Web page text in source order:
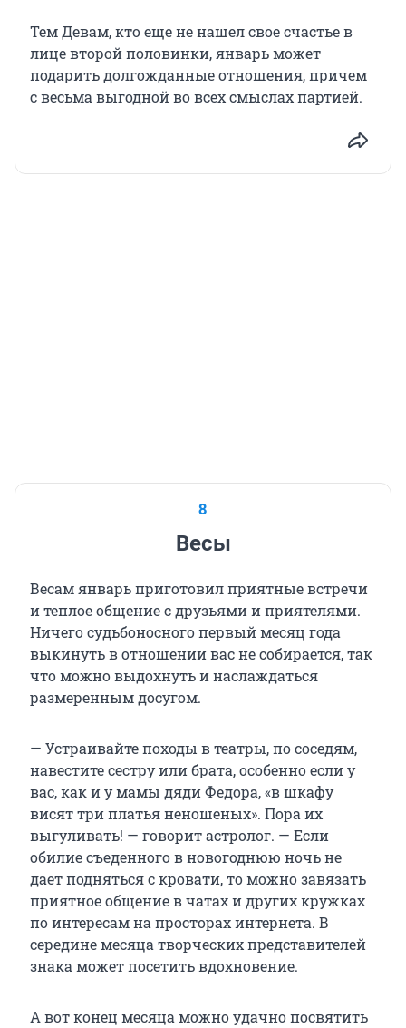
Тем Девам, кто еще не нашел свое счастье в
лице второй половинки, январь может
подарить долгожданные отношения, причем
с весьма выгодной во всех смыслах партией.
8
Весы
Весам январь приготовил приятные встречи
и теплое общение с друзьями и приятелями.
Ничего судьбоносного первый месяц года
выкинуть в отношении вас не собирается, так
что можно выдохнуть и наслаждаться
размеренным досугом.
— Устраивайте походы в театры, по соседям,
навестите сестру или брата, особенно если у
вас, как и у мамы дяди Федора, «в шкафу
висят три платья неношеных». Пора их
выгуливать! — говорит астролог. — Если
обилие съеденного в новогоднюю ночь не
дает подняться с кровати, то можно завязать
приятное общение в чатах и других кружках
по интересам на просторах интернета. В
середине месяца творческих представителей
знака может посетить вдохновение.
А вот конец месяца можно удачно посвятить